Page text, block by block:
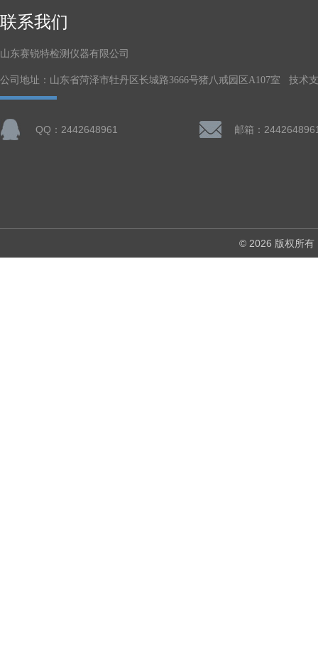
联系我们
山东赛锐特检测仪器有限公司
公司地址：山东省菏泽市牡丹区长城路3666号猪八戒园区A107室 技术
QQ：2442648961 邮箱：
© 2026 版权所